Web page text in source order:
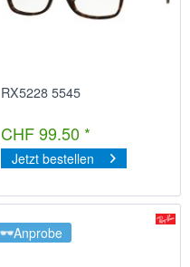
RX5228 5545
CHF 99.50 *
Jetzt bestellen
Anprobe